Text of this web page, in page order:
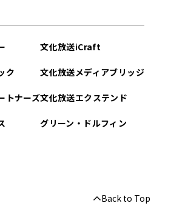
ク
トナーズ
文化放送iCraft
文化放送メディアブリッジ
文化放送エクステンド
グリーン・ドルフィン
Back to Top